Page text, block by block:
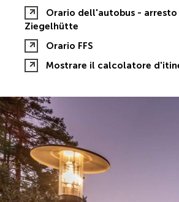
Orario dell'autobus - arresto
Ziegelhütte
Orario FFS
Mostrare il calcolatore